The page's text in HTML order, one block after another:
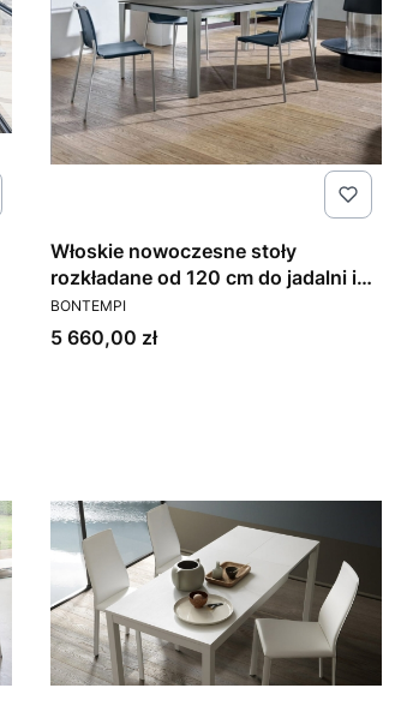
Włoskie nowoczesne stoły
rozkładane od 120 cm do jadalni i
PRODUCENT
BONTEMPI
Cena
5 660,00 zł